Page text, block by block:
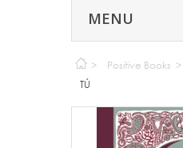
MENU
> Positive Books >
TÚ